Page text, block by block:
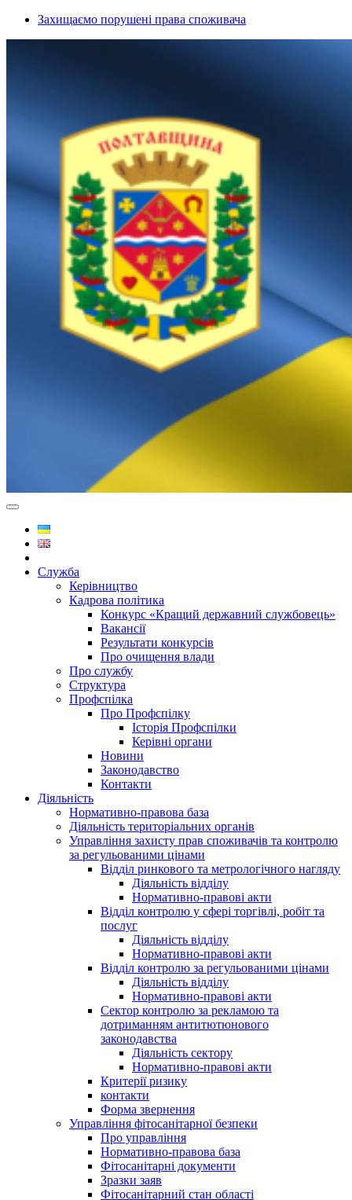
Захищаємо порушені права споживача
Служба
Керівництво
Кадрова політика
Конкурс «Кращий державний службовець»
Вакансії
Результати конкурсів
Про очищення влади
Про службу
Структура
Профспілка
Про Профспілку
Історія Профспілки
Керівні органи
Новини
Законодавство
Контакти
Діяльність
Нормативно-правова база
Діяльність територіальних органів
Управління захисту прав споживачів та контролю
за регульованими цінами
Відділ ринкового та метрологічного нагляду
Діяльність відділу
Нормативно-правові акти
Відділ контролю у сфері торгівлі, робіт та
послуг
Діяльність відділу
Нормативно-правові акти
Відділ контролю за регульованими цінами
Діяльність відділу
Нормативно-правові акти
Сектор контролю за рекламою та
дотриманням антитютюнового
законодавства
Діяльність сектору
Нормативно-правові акти
Критерії ризику
контакти
Форма звернення
Управління фітосанітарної безпеки
Про управління
Нормативно-правова база
Фітосанітарні документи
Зразки заяв
Фітосанітарний стан області